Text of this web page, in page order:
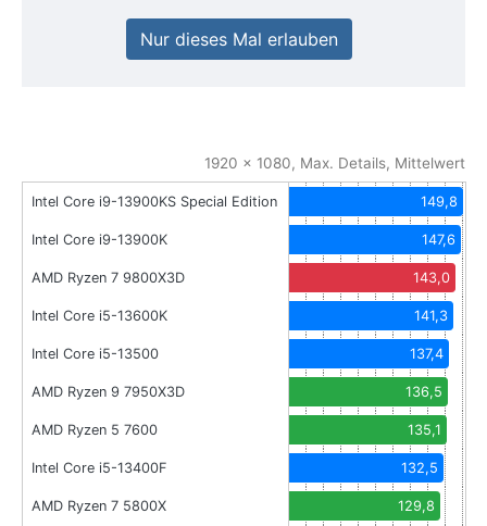
Nur dieses Mal erlauben
1920 x 1080, Max. Details, Mittelwert
Intel Core i9-13900KS Special Edition 149,8
Intel Core i9-13900K 147,6
AMD Ryzen 7 9800X3D 143,0
Intel Core i5-13600K 141,3
Intel Core i5-13500 137,4
AMD Ryzen 9 7950X3D 136,5
AMD Ryzen 5 7600 135,1
Intel Core i5-13400F 132,5
AMD Ryzen 7 5800X 129,8